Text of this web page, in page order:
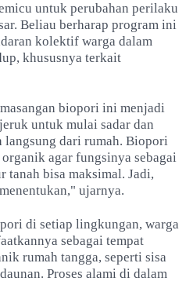
untuk perubahan perilaku
Beliau berharap program ini
kolektif warga dalam
khususnya terkait
biopori ini menjadi
untuk mulai sadar dan
langsung dari rumah. Biopori
agar fungsinya sebagai
tanah bisa maksimal. Jadi,
ujarnya.
di setiap lingkungan, warga
sebagai tempat
rumah tangga, seperti sisa
Proses alami di dalam